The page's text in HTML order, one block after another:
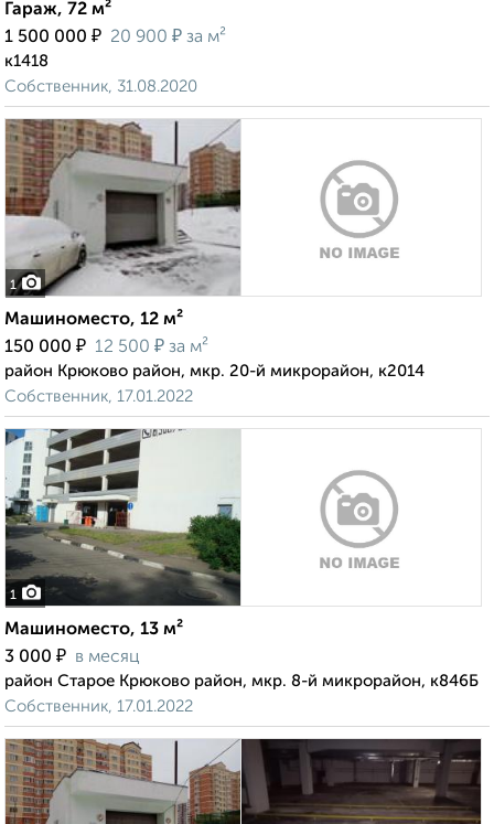
Гараж, 72 м²
1 500 000 ₽ 20 900 ₽ за м²
к1418
Собственник, 31.08.2020
1
Машиноместо, 12 м²
150 000 ₽ 12 500 ₽ за м²
район Крюково район, мкр. 20-й микрорайон, к2014
Собственник, 17.01.2022
1
Машиноместо, 13 м²
3 000 ₽ в месяц
район Старое Крюково район, мкр. 8-й микрорайон, к846Б
Собственник, 17.01.2022